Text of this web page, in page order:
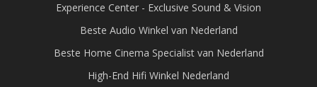
Experience Center - Exclusive Sound & Vision
Beste Audio Winkel van Nederland
Beste Home Cinema Specialist van Nederland
High-End Hifi Winkel Nederland